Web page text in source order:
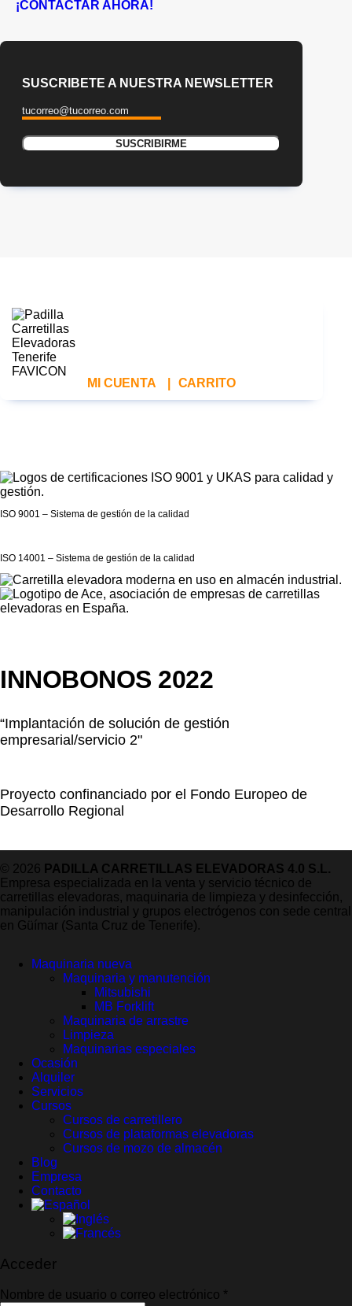
¡CONTACTAR AHORA!
SUSCRIBETE A NUESTRA NEWSLETTER
MI CUENTA CARRITO
ISO 9001 – Sistema de gestión de la calidad
ISO 14001 – Sistema de gestión de la calidad
INNOBONOS 2022
“Implantación de solución de gestión
empresarial/servicio 2"
Proyecto confinanciado por el Fondo Europeo de
Desarrollo Regional
© 2026 PADILLA CARRETILLAS ELEVADORAS 4.0 S.L.
Empresa especializada en la venta y servicio técnico de
carretillas elevadoras, maquinaria de limpieza y desinfección,
manipulación industrial y grupos electrógenos con sede central
en Güímar (Santa Cruz de Tenerife).
Maquinaria nueva
Maquinaria y manutención
Mitsubishi
MB Forklift
Maquinaria de arrastre
Limpieza
Maquinarias especiales
Ocasión
Alquiler
Servicios
Cursos
Cursos de carretillero
Cursos de plataformas elevadoras
Cursos de mozo de almacén
Blog
Empresa
Contacto
Acceder
Nombre de usuario o correo electrónico *